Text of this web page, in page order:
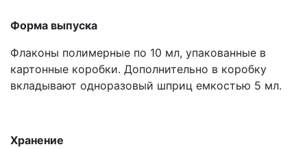
Форма выпуска
Флаконы полимерные по 10 мл, упакованные в
картонные коробки. Дополнительно в коробку
вкладывают одноразовый шприц емкостью 5 мл.
Хранение